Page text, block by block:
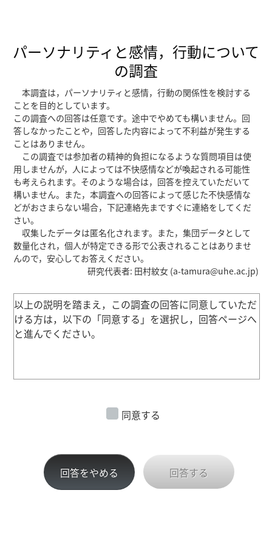
パーソナリティと感情，行動について
の調査
本調査は，パーソナリティと感情，行動の関係性を検討する
ことを目的としています。
この調査への回答は任意です。途中でやめても構いません。回
答しなかったことや，回答した内容によって不利益が発生する
ことはありません。
この調査では参加者の精神的負担になるような質問項目は使
用しませんが，人によっては不快感情などが喚起される可能性
も考えられます。そのような場合は，回答を控えていただいて
構いません。また，本調査への回答によって感じた不快感情な
どがおさまらない場合，下記連絡先まですぐに連絡をしてくだ
さい。
収集したデータは匿名化されます。また，集団データとして
数量化され，個人が特定できる形で公表されることはありませ
んので，安心してお答えください。
研究代表者: 田村紋女 (a-tamura@uhe.ac.jp)
以上の説明を踏まえ，この調査の回答に同意していただ
ける方は，以下の「同意する」を選択し，回答ページへ
と進んでください。
同意する
回答をやめる 回答する